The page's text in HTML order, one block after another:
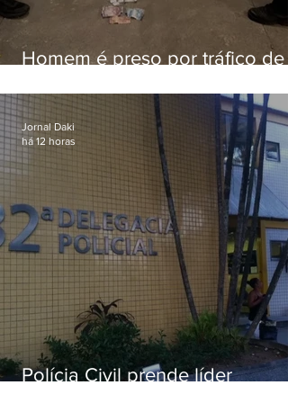
Homem é preso por tráfico de
Polícia Civil prende líder
Jornal Daki
há 12 horas